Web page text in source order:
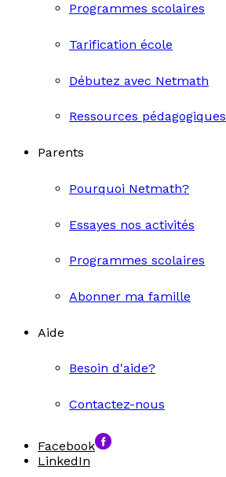
Programmes scolaires
Tarification école
Débutez avec Netmath
Ressources pédagogiques
Parents
Pourquoi Netmath?
Essayes nos activités
Programmes scolaires
Abonner ma famille
Aide
Besoin d'aide?
Contactez-nous
Facebook
LinkedIn